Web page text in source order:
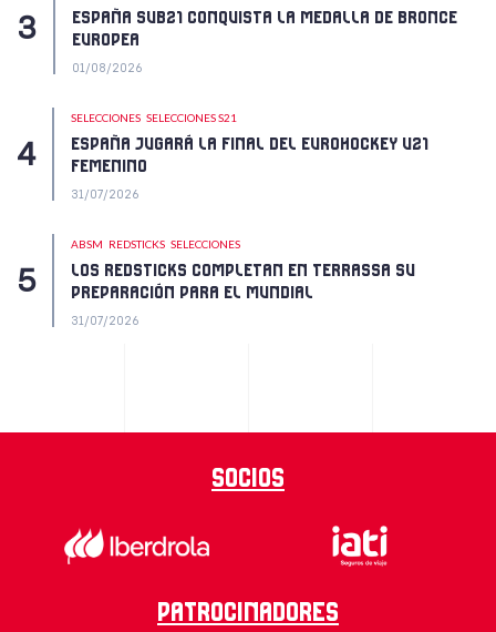
ESPAÑA SUB21 CONQUISTA LA MEDALLA DE BRONCE
EUROPEA
01/08/2026
SELECCIONES SELECCIONES S21
ESPAÑA JUGARÁ LA FINAL DEL EUROHOCKEY U21
FEMENINO
31/07/2026
ABSM REDSTICKS SELECCIONES
LOS REDSTICKS COMPLETAN EN TERRASSA SU
PREPARACIÓN PARA EL MUNDIAL
31/07/2026
Socios
Patrocinadores